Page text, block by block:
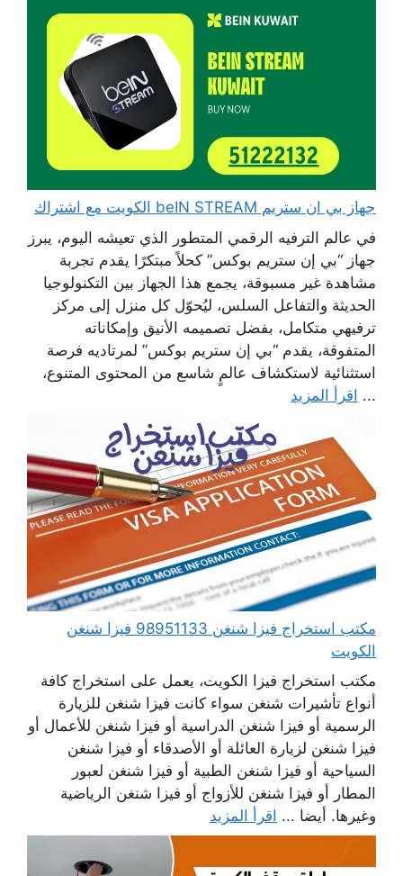
جهاز بي ان ستريم beIN STREAM الكويت مع اشتراك
في عالم الترفيه الرقمي المتطور الذي تعيشه اليوم، يبرز
جهاز “بي إن ستريم بوكس” كحلاً مبتكرًا يقدم تجربة
مشاهدة غير مسبوقة، يجمع هذا الجهاز بين التكنولوجيا
الحديثة والتفاعل السلس، ليُحوّل كل منزل إلى مركز
ترفيهي متكامل، بفضل تصميمه الأنيق وإمكاناته
المتفوقة، يقدم “بي إن ستريم بوكس” لمرتاديه فرصة
استثنائية لاستكشاف عالمٍ شاسع من المحتوى المتنوع،
... اقرأ المزيد
مكتب استخراج فيزا شنغن 98951133 فيزا شنغن
الكويت
مكتب استخراج فيزا الكويت، يعمل على استخراج كافة
أنواع تأشيرات شنغن سواء كانت فيزا شنغن للزيارة
الرسمية أو فيزا شنغن الدراسية أو فيزا شنغن للأعمال أو
فيزا شنغن لزيارة العائلة أو الأصدقاء أو فيزا شنغن
السياحية أو فيزا شنغن الطبية أو فيزا شنغن لعبور
المطار أو فيزا شنغن للأزواج أو فيزا شنغن الرياضية
وغيرها. أيضا ... اقرأ المزيد